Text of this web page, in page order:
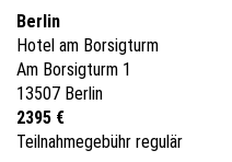
Berlin
Hotel am Borsigturm
Am Borsigturm 1
13507 Berlin
2395 €
Teilnahmegebühr regulär